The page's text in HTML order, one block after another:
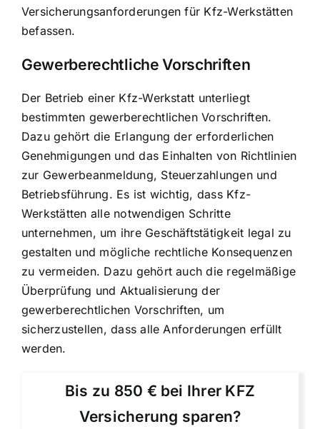
Versicherungsanforderungen für Kfz-Werkstätten
befassen.
Gewerberechtliche Vorschriften
Der Betrieb einer Kfz-Werkstatt unterliegt
bestimmten gewerberechtlichen Vorschriften.
Dazu gehört die Erlangung der erforderlichen
Genehmigungen und das Einhalten von Richtlinien
zur Gewerbeanmeldung, Steuerzahlungen und
Betriebsführung. Es ist wichtig, dass Kfz-
Werkstätten alle notwendigen Schritte
unternehmen, um ihre Geschäftstätigkeit legal zu
gestalten und mögliche rechtliche Konsequenzen
zu vermeiden. Dazu gehört auch die regelmäßige
Überprüfung und Aktualisierung der
gewerberechtlichen Vorschriften, um
sicherzustellen, dass alle Anforderungen erfüllt
werden.
Bis zu 850 € bei Ihrer KFZ
Versicherung sparen?